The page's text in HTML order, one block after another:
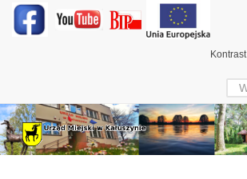
Kontrast